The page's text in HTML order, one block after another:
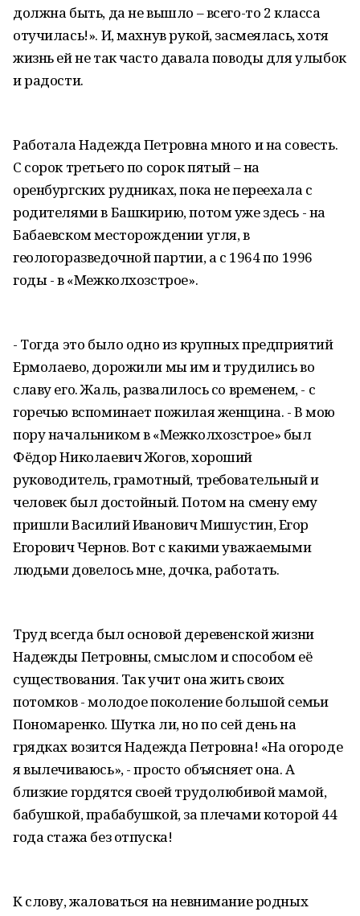
должна быть, да не вышло – всего-то 2 класса
отучилась!». И, махнув рукой, засмеялась, хотя
жизнь ей не так часто давала поводы для улыбок
и радости.
Работала Надежда Петровна много и на совесть.
С сорок третьего по сорок пятый – на
оренбургских рудниках, пока не переехала с
родителями в Башкирию, потом уже здесь - на
Бабаевском месторождении угля, в
геологоразведочной партии, а с 1964 по 1996
годы - в «Межколхозстрое».
- Тогда это было одно из крупных предприятий
Ермолаево, дорожили мы им и трудились во
славу его. Жаль, развалилось со временем, - с
горечью вспоминает пожилая женщина. - В мою
пору начальником в «Межколхозстрое» был
Фёдор Николаевич Жогов, хороший
руководитель, грамотный, требовательный и
человек был достойный. Потом на смену ему
пришли Василий Иванович Мишустин, Егор
Егорович Чернов. Вот с какими уважаемыми
людьми довелось мне, дочка, работать.
Труд всегда был основой деревенской жизни
Надежды Петровны, смыслом и способом её
существования. Так учит она жить своих
потомков - молодое поколение большой семьи
Пономаренко. Шутка ли, но по сей день на
грядках возится Надежда Петровна! «На огороде
я вылечиваюсь», - просто объясняет она. А
близкие гордятся своей трудолюбивой мамой,
бабушкой, прабабушкой, за плечами которой 44
года стажа без отпуска!
К слову, жаловаться на невнимание родных